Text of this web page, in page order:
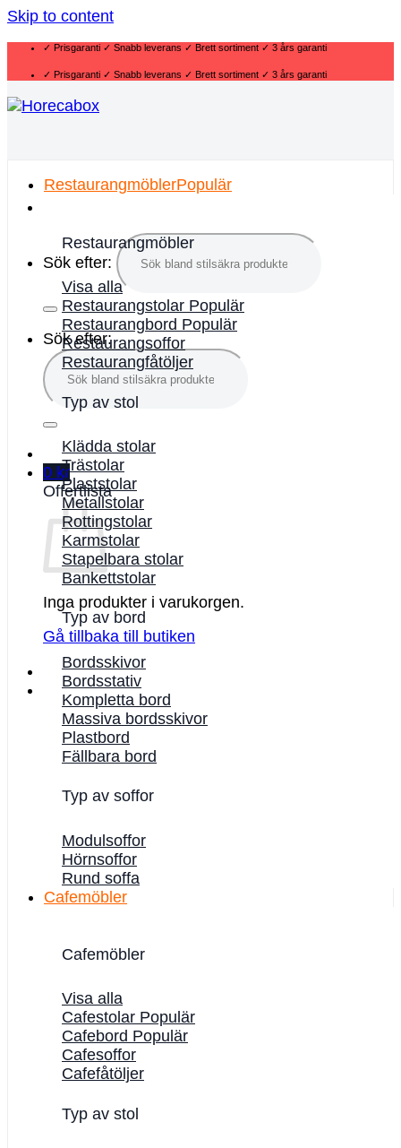
Skip to content
✓ Prisgaranti ✓ Snabb leverans ✓ Brett sortiment ✓ 3 års garanti
✓ Prisgaranti ✓ Snabb leverans ✓ Brett sortiment ✓ 3 års garanti
Sök efter:
Sök efter:
0 kr
Offertlista
Inga produkter i varukorgen.
Gå tillbaka till butiken
Restaurangmöbler
Restaurangmöbler
Visa alla
Restaurangstolar
Restaurangbord
Restaurangsoffor
Restaurangfåtöljer
Typ av stol
Klädda stolar
Trästolar
Plaststolar
Metallstolar
Rottingstolar
Karmstolar
Stapelbara stolar
Bankettstolar
Typ av bord
Bordsskivor
Bordsstativ
Kompletta bord
Massiva bordsskivor
Plastbord
Fällbara bord
Typ av soffor
Modulsoffor
Hörnsoffor
Rund soffa
Cafemöbler
Cafemöbler
Visa alla
Cafestolar
Cafebord
Cafesoffor
Cafefåtöljer
Typ av stol